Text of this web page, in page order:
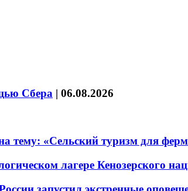
Сбера | 06.08.2026
тему: «Сельский туризм для
лагере Кенозерского